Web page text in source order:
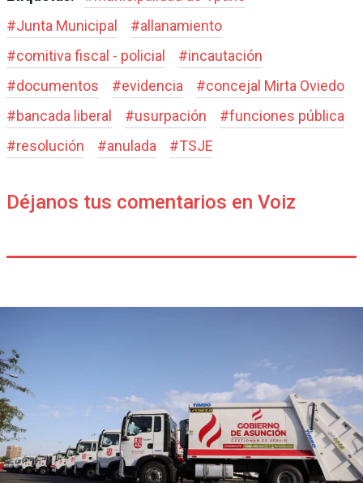
#Junta Municipal #allanamiento
#comitiva fiscal - policial #incautación
#documentos #evidencia #concejal Mirta Oviedo
#bancada liberal #usurpación #funciones pública
#resolución #anulada #TSJE
Déjanos tus comentarios en Voiz